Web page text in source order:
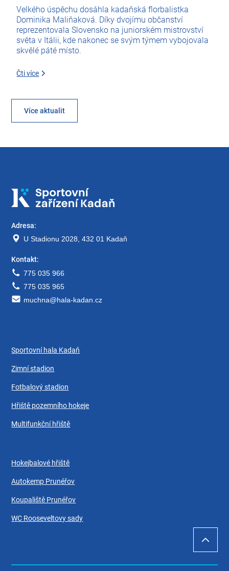
Velkého úspěchu dosáhla kadaňská florbalistka
Dominika Maliňaková. Díky dvojímu občanství
reprezentovala Slovensko na juniorském mistrovství
světa v Itálii, kde nakonec se svým týmem vybojovala
skvělé páté místo.
Čti více
Více aktualit
Adresa:
U Stadionu 2028, 432 01 Kadaň
Kontakt:
775 035 966
775 035 965
muchna@hala-kadan.cz
Sportovní hala Kadaň
Zimní stadion
Fotbalový stadion
Hřiště pozemního hokeje
Multifunkční hřiště
Hokejbalové hřiště
Autokemp Prunéřov
Koupaliště Prunéřov
WC Rooseveltovy sady